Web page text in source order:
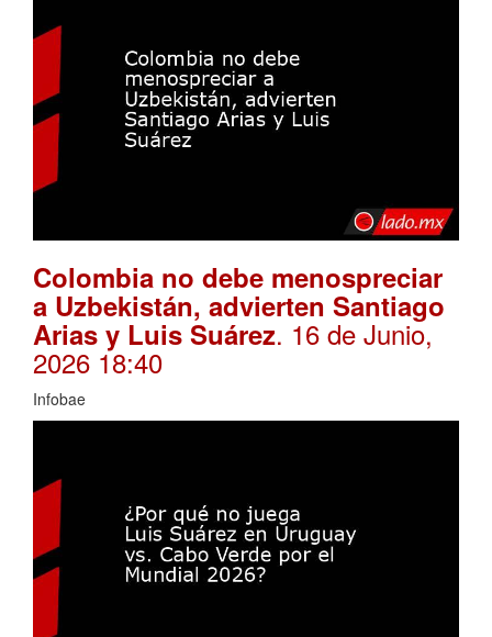
Colombia no debe menospreciar
a Uzbekistán, advierten Santiago
Arias y Luis Suárez. 16 de Junio,
2026 18:40
Infobae